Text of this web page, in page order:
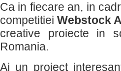
Ca in fiecare an, in
competitiei Webstock
creative proiecte in
Romania.
Ai un proiect